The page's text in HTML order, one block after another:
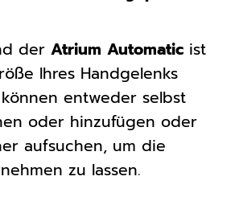
der Atrium Automatic ist
Ihres Handgelenks
entweder selbst
oder hinzufügen oder
aufsuchen, um die
zu lassen.